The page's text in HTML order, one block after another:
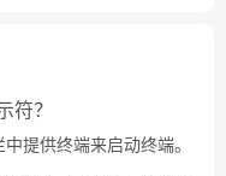
符？
提供终端来启动终端。